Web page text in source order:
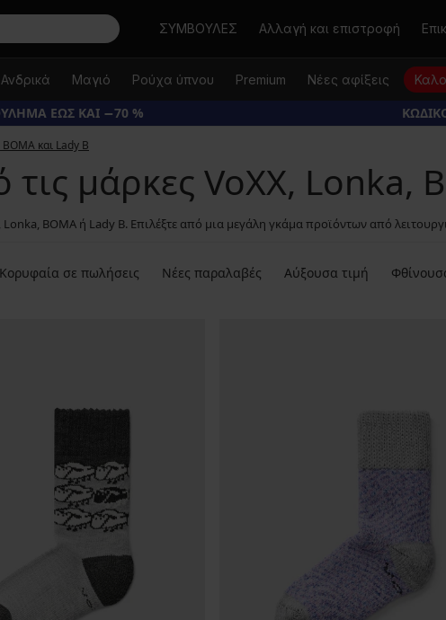
Αναζήτηση
ΣΥΜΒΟΥΛΕΣ Αλλαγή και επιστροφή
Ανδρικά Μαγιό Ρούχα ύπνου Premium Νέες αφίξεις
ΕΩΣ ΚΑΙ −70 %
και Lady B
μάρκες VoXX, Lonka,
BOMA ή Lady B. Επιλέξτε από μια μεγάλη γκάμα προϊόντων από
Κορυφαία σε πωλήσεις Νέες παραλαβές Αύξουσα τιμή